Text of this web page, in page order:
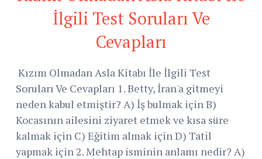
İlgili Test Soruları Ve
Cevapları
Kızım Olmadan Asla Kitabı İle İlgili Test
Soruları Ve Cevapları 1. Betty, İran'a gitmeyi
neden kabul etmiştir? A) İş bulmak için B)
Kocasının ailesini ziyaret etmek ve kısa süre
kalmak için C) Eğitim almak için D) Tatil
yapmak için 2. Mehtap isminin anlamı nedir? A)